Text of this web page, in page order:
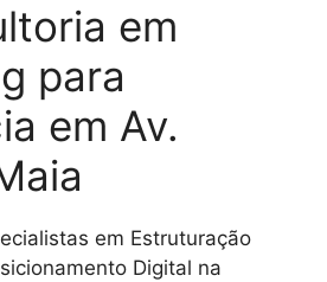
em
para
em Av.
em Estruturação
Digital na